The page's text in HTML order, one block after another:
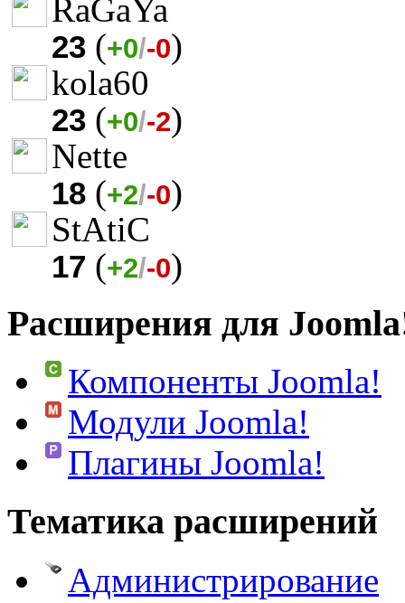
RaGaYa
23 (+0/-0)
kola60
23 (+0/-2)
Nette
18 (+2/-0)
StAtiC
17 (+2/-0)
Расширения для
Компоненты Joomla!
Модули Joomla!
Плагины Joomla!
Тематика расширений
Администрирование